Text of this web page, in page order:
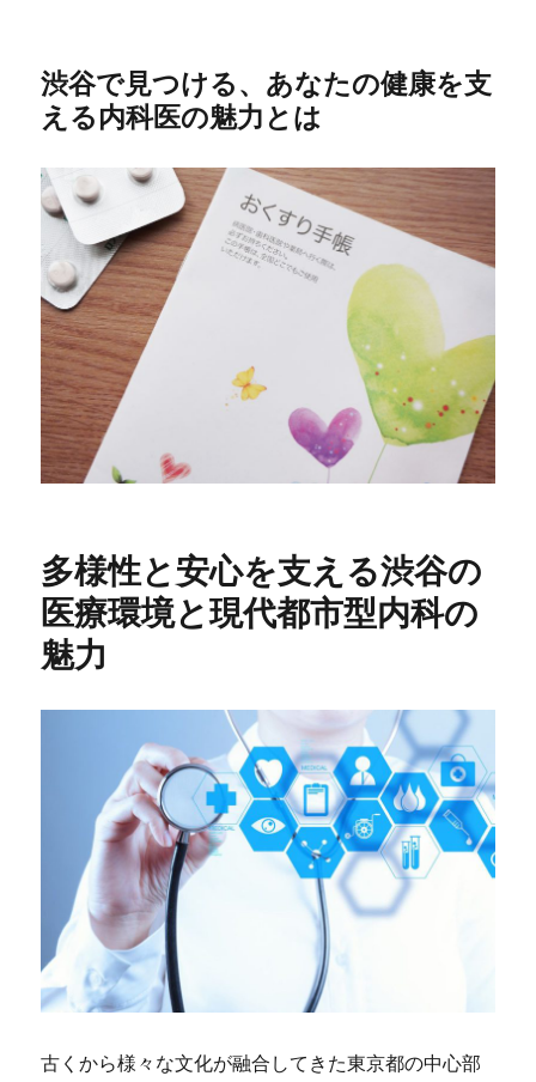
渋谷で見つける、あなたの健康を支
える内科医の魅力とは
多様性と安心を支える渋谷の
医療環境と現代都市型内科の
魅力
古くから様々な文化が融合してきた東京都の中心部